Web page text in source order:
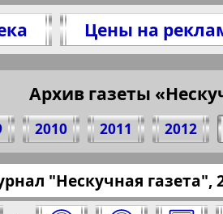
Цены на
Архив газеты
2010 2011 2012
за 2013 год. Выберите
"Нескучная газета",
11 стр. журнала
(Нажмите, чтобы
?pub=neskuchnaja-